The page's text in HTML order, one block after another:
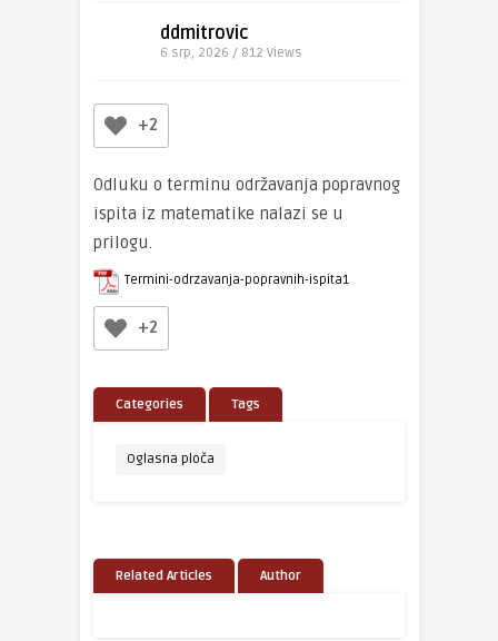
ddmitrovic
6 srp, 2026 / 812 Views
+2
Odluku o terminu održavanja popravnog
ispita iz matematike nalazi se u
prilogu.
Termini-odrzavanja-popravnih-ispita1
+2
Categories Tags
Oglasna ploča
Related Articles Author